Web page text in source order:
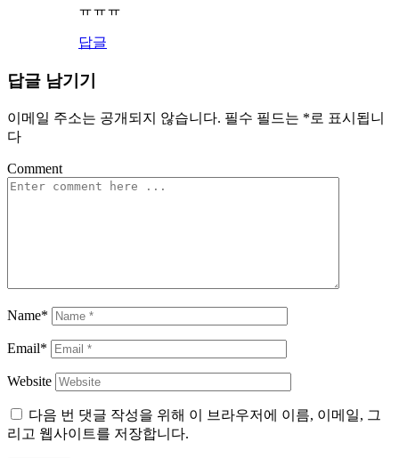
ㅠㅠㅠ
답글
답글 남기기
이메일 주소는 공개되지 않습니다. 필수 필드는 *로 표시됩니
다
Comment
Name*
Email*
Website
다음 번 댓글 작성을 위해 이 브라우저에 이름, 이메일, 그
리고 웹사이트를 저장합니다.